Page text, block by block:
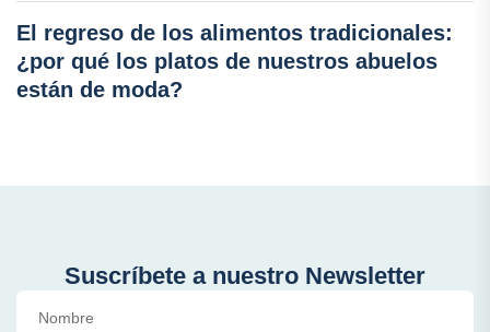
El regreso de los alimentos tradicionales:
¿por qué los platos de nuestros abuelos
están de moda?
Suscríbete a nuestro Newsletter